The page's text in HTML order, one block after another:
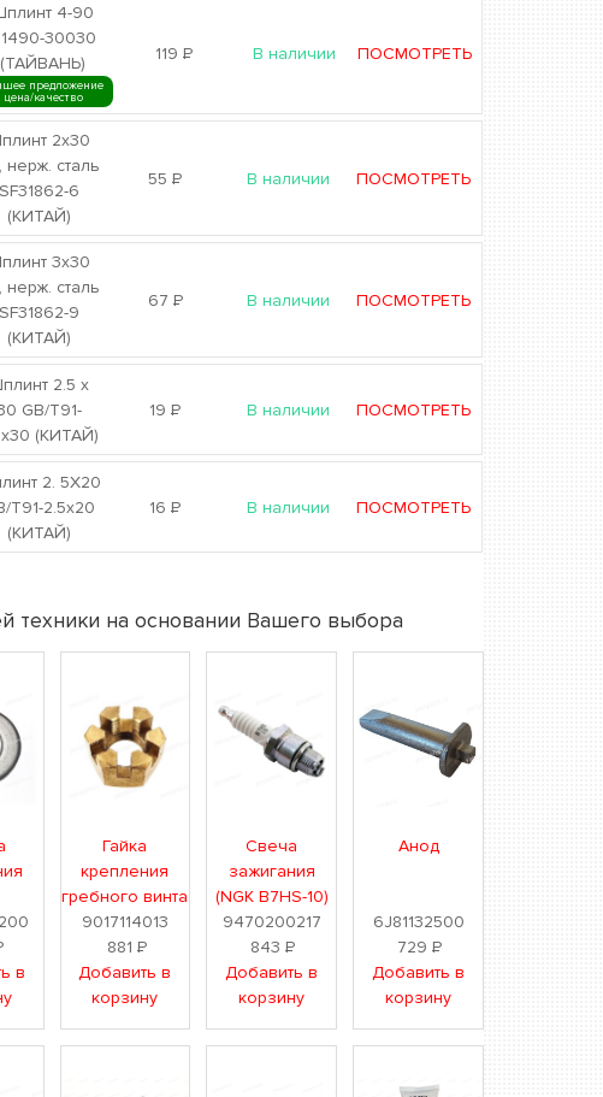
4-90
30030
(ТАЙВАНЬ)
предложение
цена/качество
119Р В наличии ПОСМОТРЕТЬ
2х30
нерж. сталь
SF31862-6
(КИТАЙ)
55Р В наличии ПОСМОТРЕТЬ
3х30
нерж. сталь
SF31862-9
(КИТАЙ)
67 Р В наличии ПОСМОТРЕТЬ
2.5 х
GB/T91-
(КИТАЙ)
19Р В наличии ПОСМОТРЕТЬ
2. 5Х20
T91-2.5x20
(КИТАЙ)
16Р В наличии ПОСМОТРЕТЬ
техники на основании Вашего выбора
в
Гайка
крепления
гребного винта
9017114013
881 Р
Добавить в
корзину
Свеча
зажигания
(NGK B7HS-10)
9470200217
843Р
Добавить в
корзину
Анод
6J81132500
729Р
Добавить в
корзину